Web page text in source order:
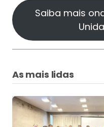
Saiba mais
As mais lidas